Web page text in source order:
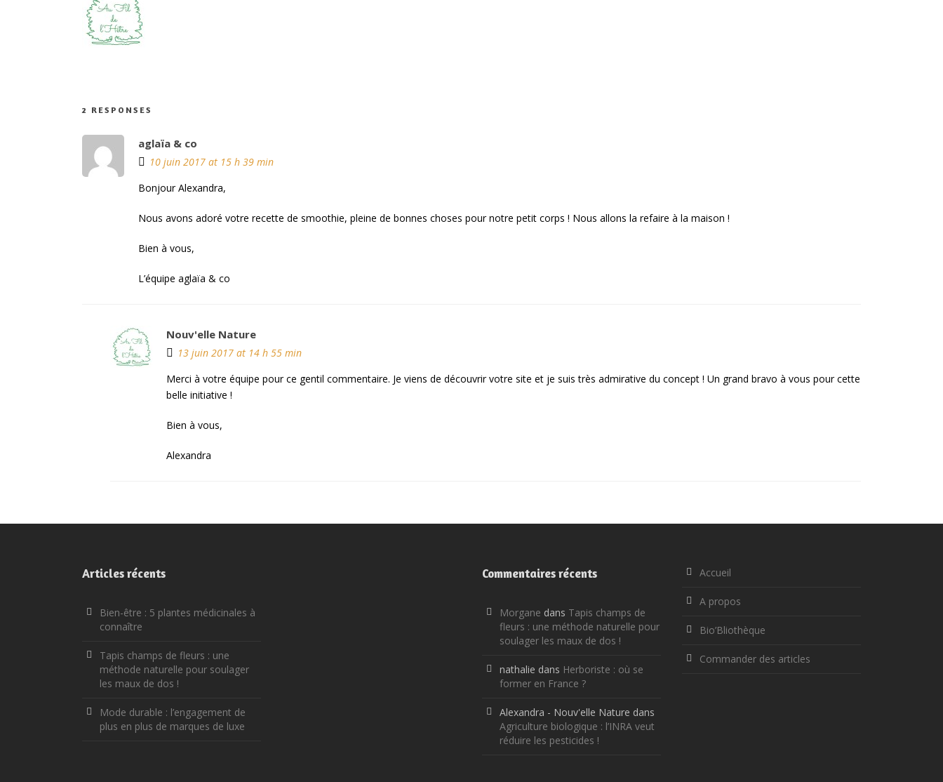
2 RESPONSES
aglaïa & co
10 juin 2017 at 15 h 39 min
Bonjour Alexandra,
Nous avons adoré votre recette de smoothie, pleine de bonnes choses pour notre petit corps ! Nous allons la refaire à la maison !
Bien à vous,
L’équipe aglaïa & co
Nouv'elle Nature
13 juin 2017 at 14 h 55 min
Merci à votre équipe pour ce gentil commentaire. Je viens de découvrir votre site et je suis très admirative du concept ! Un grand bravo à vous pour cette
belle initiative !
Bien à vous,
Alexandra
Articles récents
Bien-être : 5 plantes médicinales à
connaître
Tapis champs de fleurs : une
méthode naturelle pour soulager
les maux de dos !
Mode durable : l’engagement de
plus en plus de marques de luxe
Commentaires récents
Morgane dans Tapis champs de
fleurs : une méthode naturelle pour
soulager les maux de dos !
nathalie dans Herboriste : où se
former en France ?
Alexandra - Nouv'elle Nature dans
Agriculture biologique : l’INRA veut
réduire les pesticides !
Accueil
A propos
Bio’Bliothèque
Commander des articles